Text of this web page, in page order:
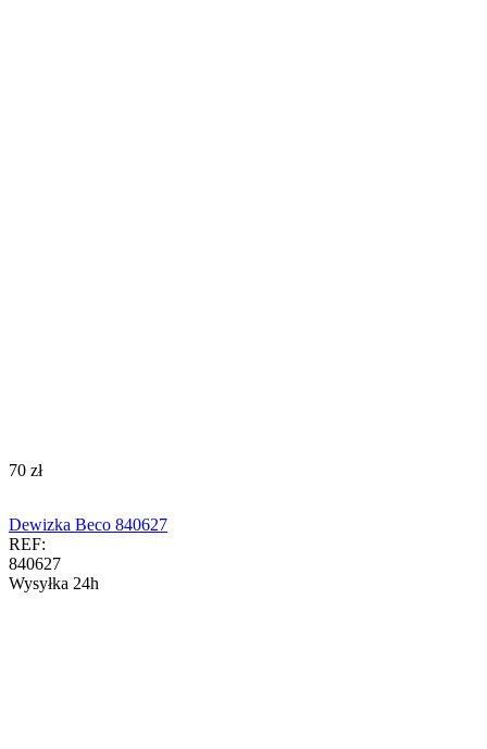
‍70‍ zł
Dewizka Beco 840627
REF:
840627
Wysyłka 24h